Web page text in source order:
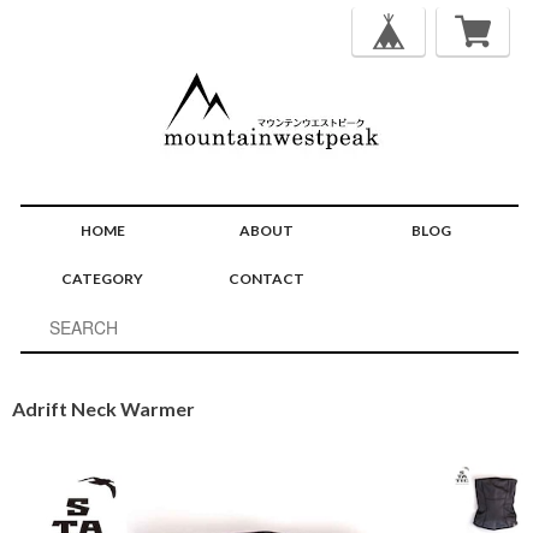
HOME ABOUT BLOG
CATEGORY CONTACT
Adrift Neck Warmer